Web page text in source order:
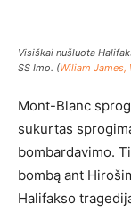
Visiškai nušluota
SS Imo. (Wiliam James,
Mont-Blanc
sukurtas
bombardavimo.
bombą ant
Halifakso